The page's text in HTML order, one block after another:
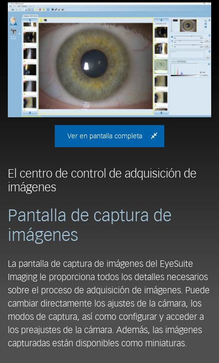
Ver en pantalla completa
El centro de control de adquisición de
imágenes
Pantalla de captura de
imágenes
La pantalla de captura de imágenes del EyeSuite
Imaging le proporciona todos los detalles necesarios
sobre el proceso de adquisición de imágenes. Puede
cambiar directamente los ajustes de la cámara, los
modos de captura, así como configurar y acceder a
los preajustes de la cámara. Además, las imágenes
capturadas están disponibles como miniaturas.